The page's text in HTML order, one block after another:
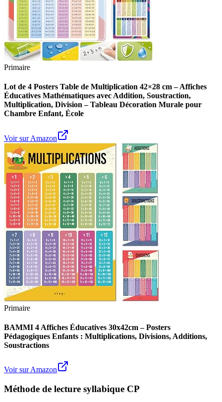
Primaire
Lot de 4 Posters Table de Multiplication 42×28 cm – Affiches
Éducatives Mathématiques avec Addition, Soustraction,
Multiplication, Division – Tableau Décoration Murale pour
Chambre Enfant, École
Voir sur Amazon
Primaire
BAMMI 4 Affiches Éducatives 30x42cm – Posters
Pédagogiques Enfants : Multiplications, Divisions, Additions,
Soustractions
Voir sur Amazon
Méthode de lecture syllabique CP